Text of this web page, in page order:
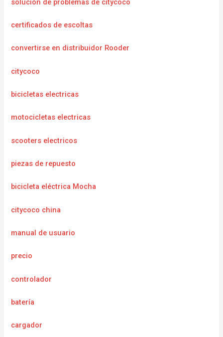
solución de problemas de citycoco
certificados de escoltas
convertirse en distribuidor Rooder
citycoco
bicicletas electricas
motocicletas electricas
scooters electricos
piezas de repuesto
bicicleta eléctrica Mocha
citycoco china
manual de usuario
precio
controlador
batería
cargador